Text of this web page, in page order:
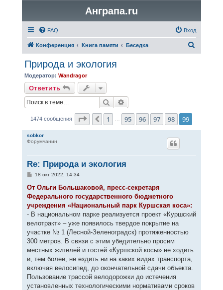
Анграпа.ru
FAQ Вход
Конференция Книга памяти Беседка
Природа и экология
Модератор: Wandragor
Ответить
Поиск
1474 сообщения Страница 99из99
Пред.
1 95 96 97 98 99
sobkor
Форумчанин
Re: Природа и экология
С
о
щ
е
н
и
е
18 окт 2022, 14:34
От Ольги Большаковой, пресс-секретаря
Федерального государственного бюджетного
учреждения «Национальный парк Куршская коса»:
- В национальном парке реализуется проект «Куршский
велотракт» – уже появилось твердое покрытие на
участке № 1 (Лесной-Зеленоградск) протяженностью
300 метров. В связи с этим убедительно просим
местных жителей и гостей «Куршской косы» не ходить
и, тем более, не ездить ни на каких видах транспорта,
включая велосипед, до окончательной сдачи объекта.
Пользование трассой велодорожки до истечения
установленных технологическими нормативами сроков